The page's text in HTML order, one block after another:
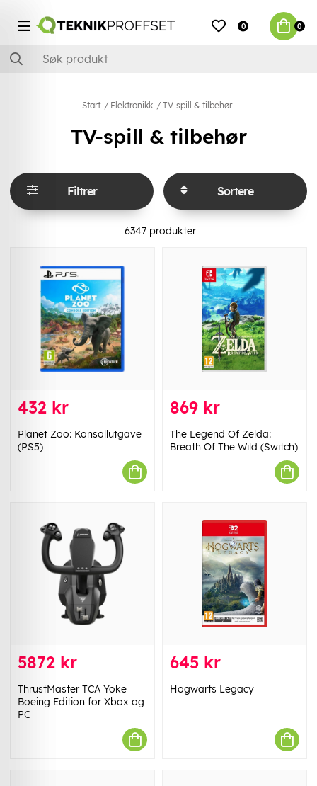
0 0
Start Elektronikk TV-spill & tilbehør
TV-spill & tilbehør
Filtrer Sortere
6347produkter
432 kr
Planet Zoo: Konsollutgave
(PS5)
869 kr
The Legend Of Zelda:
Breath Of The Wild (Switch)
5872 kr
ThrustMaster TCA Yoke
Boeing Edition for Xbox og
PC
645 kr
Hogwarts Legacy